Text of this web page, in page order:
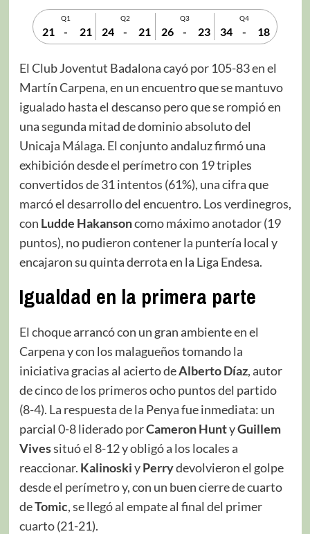
Q1
21 - 21
Q2
24 - 21
Q3
26 - 23
Q4
34 - 18
El Club Joventut Badalona cayó por 105-83 en el
Martín Carpena, en un encuentro que se mantuvo
igualado hasta el descanso pero que se rompió en
una segunda mitad de dominio absoluto del
Unicaja Málaga. El conjunto andaluz firmó una
exhibición desde el perímetro con 19 triples
convertidos de 31 intentos (61%), una cifra que
marcó el desarrollo del encuentro. Los verdinegros,
con Ludde Hakansoncomo máximo anotador (19
puntos), no pudieron contener la puntería local y
encajaron su quinta derrota en la Liga Endesa.
Igualdad en la primera parte
El choque arrancó con un gran ambiente en el
Carpena y con los malagueños tomando la
iniciativa gracias al acierto deAlberto Díaz, autor
de cinco de los primeros ocho puntos del partido
(8-4). La respuesta de la Penya fue inmediata: un
parcial 0-8 liderado porCameron HuntyGuillem
Vivessituó el 8-12 y obligó a los locales a
reaccionar. KalinoskiyPerrydevolvieron el golpe
desde el perímetro y, con un buen cierre de cuarto
deTomic, se llegó al empate al final del primer
cuarto (21-21).